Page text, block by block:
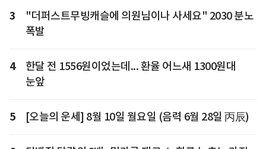
3
"더퍼스트무빙캐슬에 의원님이나 사세요" 2030 분노
폭발
4
한달 전 1556원이었는데... 환율 어느새 1300원대
눈앞
5 [오늘의 운세] 8월 10일 월요일 (음력 6월 28일 丙辰)